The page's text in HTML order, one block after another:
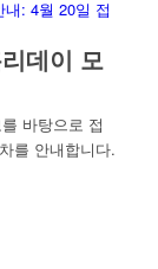
데이 모
바탕으로 접
를 안내합니다.